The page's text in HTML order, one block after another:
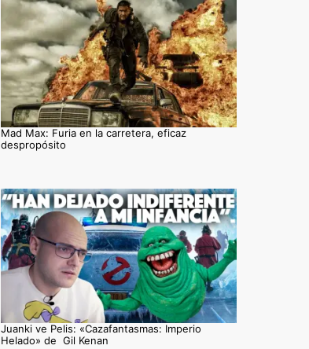
Mad Max: Furia en la carretera, eficaz
despropósito
Juanki ve Pelis: «Cazafantasmas: Imperio
Helado» de Gil Kenan